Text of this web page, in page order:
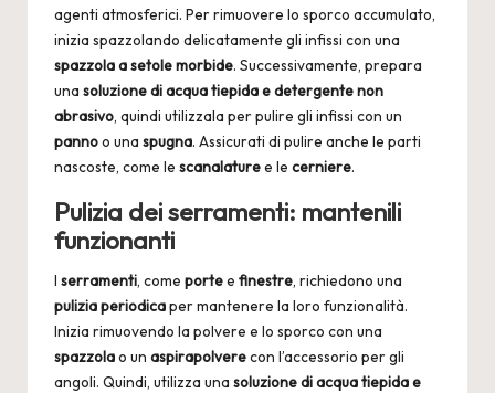
agenti atmosferici. Per rimuovere lo sporco accumulato,
inizia spazzolando delicatamente gli infissi con una
spazzola a setole morbide. Successivamente, prepara
una soluzione di acqua tiepida e detergente non
abrasivo, quindi utilizzala per pulire gli infissi con un
pannoo una spugna. Assicurati di pulire anche le parti
nascoste, come le scanalaturee le cerniere.
Pulizia dei serramenti: mantenili
funzionanti
I serramenti, come portee finestre, richiedono una
pulizia periodicaper mantenere la loro funzionalità.
Inizia rimuovendo la polvere e lo sporco con una
spazzolao un aspirapolverecon l’accessorio per gli
angoli. Quindi, utilizza una soluzione di acqua tiepida e